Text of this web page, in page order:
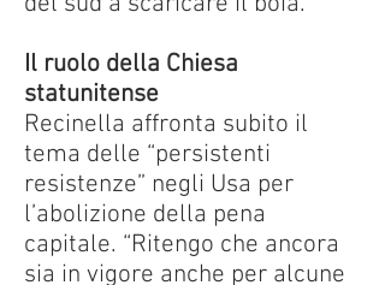
Il ruolo della Chiesa
statunitense
Recinella affronta subito il
tema delle “persistenti
resistenze” negli Usa per
l’abolizione della pena
capitale. “Ritengo che ancora
sia in vigore anche per alcune